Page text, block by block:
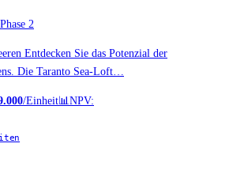
Phase 2
Entdecken Sie das Potenzial der
Die Taranto Sea-Loft…
/Einheit📊NPV: